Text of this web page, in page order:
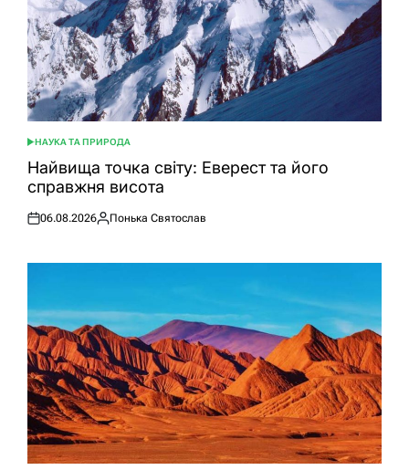
ОПУБЛІКУВАТИ
У
НАУКА ТА ПРИРОДА
Найвища точка світу: Еверест та його
справжня висота
Оприлюднено
06.08.2026
Опубліковано
Понька Святослав